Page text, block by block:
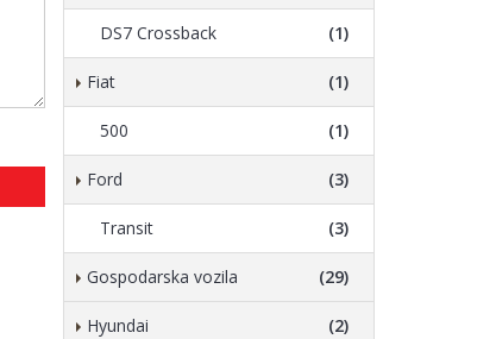
DS7 Crossback (1)
Fiat (1)
500 (1)
Ford (3)
Transit (3)
Gospodarska vozila (29)
Hyundai (2)